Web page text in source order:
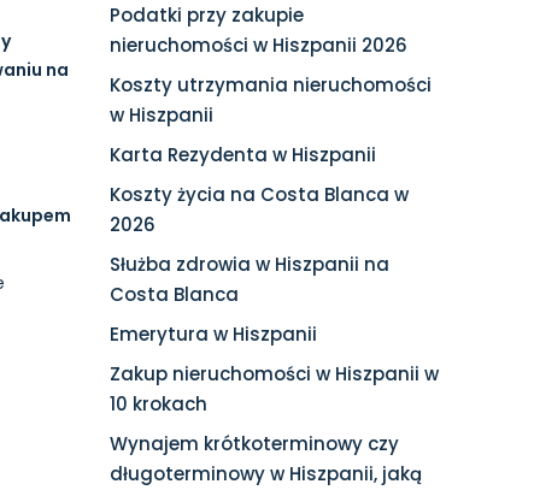
na
Podatki przy zakupie
nieruchomości w Hiszpanii 2026
Koszty utrzymania nieruchomości
w Hiszpanii
Karta Rezydenta w Hiszpanii
Koszty życia na Costa Blanca w
2026
Służba zdrowia w Hiszpanii na
Costa Blanca
Emerytura w Hiszpanii
Zakup nieruchomości w Hiszpanii w
10 krokach
Wynajem krótkoterminowy czy
długoterminowy w Hiszpanii, jaką